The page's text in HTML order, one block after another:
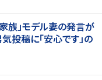
族」モデル妻の発言が
稿に「安心です」の